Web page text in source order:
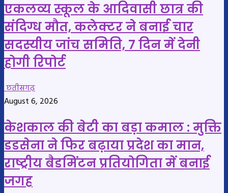
एकलव्य स्कूल के आदिवासी छात्र की
संदिग्ध मौत, कलेक्टर ने बनाई चार
सदस्यीय जांच समिति, 7 दिन में देनी
होगी रिपोर्ट
छतीसगढ़
August 6, 2026
केशकाल की बेटी का बड़ा कमाल : मुक्ति
डडसेना ने फिर बढ़ाया प्रदेश का मान,
राष्ट्रीय बैडमिंटन प्रतियोगिता में बनाई
जगह